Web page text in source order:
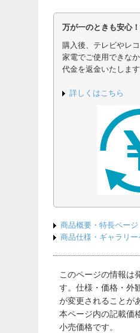
万が一のときも安心
購入後、テレビやレ
家電でご使用できな
代金を返金いたします
詳しくはこちら
商品概要・特長ページ
商品仕様・ギャラリー
このページの情報は
す。仕様・価格・外
が変更されることが
本ページ内の記載価
小売価格です。